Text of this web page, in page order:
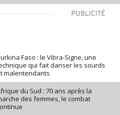
PUBLICITÉ
Faso : le Vibra-Signe, une
qui fait danser les sourds
malentendants
du Sud : 70 ans après la
des femmes, le combat